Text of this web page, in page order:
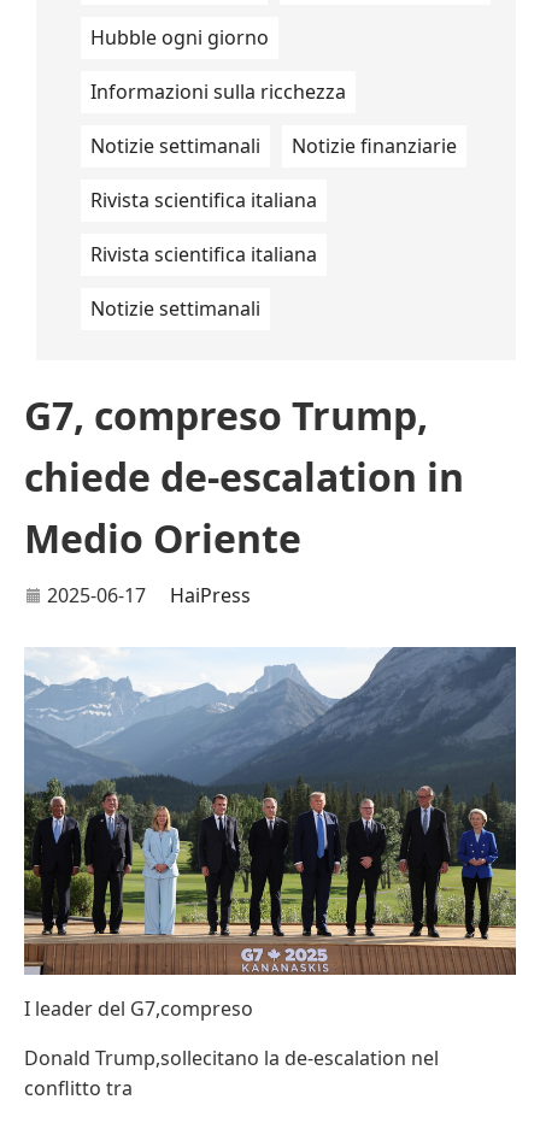
Hubble ogni giorno
Informazioni sulla ricchezza
Notizie settimanali Notizie finanziarie
Rivista scientifica italiana
Rivista scientifica italiana
Notizie settimanali
G7, compreso Trump,
chiede de-escalation in
Medio Oriente
2025-06-17 HaiPress
I leader del G7,compreso
Donald Trump,sollecitano la de-escalation nel
conflitto tra